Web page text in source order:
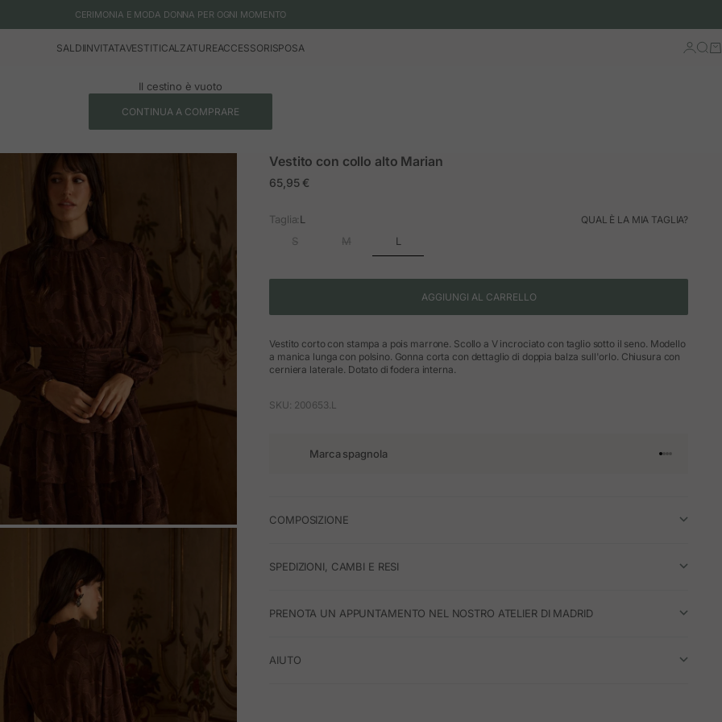
CERIMONIA E MODA DONNA PER OGNI MOMENTO
SALDIINVITATAVESTITICALZATUREACCESSORISPOSA Accedi
Il cestino è vuoto
CONTINUA A COMPRARE
Vestito con collo alto Marian
Prezzo in offerta
65,95 €
Taglia:L QUAL È LA MIA TAGLIA?
S M L
AGGIUNGI AL CARRELLO
Vestito corto con stampa a pois marrone. Scollo a V incrociato con taglio sotto il seno. Modello
a manica lunga con polsino. Gonna corta con dettaglio di doppia balza sull'orlo. Chiusura con
cerniera laterale. Dotato di fodera interna.
SKU: 200653.L
Marca spagnola Vai
Vai
Vai
Vai
COMPOSIZIONE
SPEDIZIONI, CAMBI E RESI
PRENOTA UN APPUNTAMENTO NEL NOSTRO ATELIER DI MADRID
AIUTO